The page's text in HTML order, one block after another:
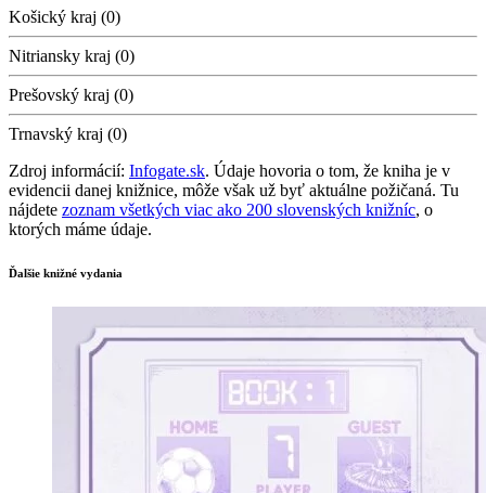
Košický kraj (0)
Nitriansky kraj (0)
Prešovský kraj (0)
Trnavský kraj (0)
Zdroj informácií: Infogate.sk. Údaje hovoria o tom, že kniha je v
evidencii danej knižnice, môže však už byť aktuálne požičaná. Tu
nájdete zoznam všetkých viac ako 200 slovenských knižníc, o
ktorých máme údaje.
Ďalšie knižné vydania